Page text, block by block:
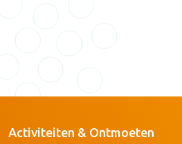
Activiteiten & Ontmoeten